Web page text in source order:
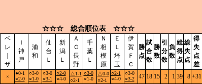
☆☆☆ 総合順位表 ☆☆☆
ベ
レ
ザ
Ｉ
神
戸
浦
和
仙
台
Ｌ
新
潟
Ｌ
Ａ
Ｃ
長
野
千
葉
Ｌ
Ｎ
相
模
原
Ｅ
Ｌ
埼
玉
伊
賀
Ｆ
Ｃ
勝
点
試
合
数
勝
数
引
分
数
負
数
総
得
点
総
失
点
得
失
点
差
×
●0-1
○2-0
○3-0
○1-0
○3-0
○3-1
○2-0
○4-0
△1-1
○2-1
○3-0
○1-0
△0-0
○2-1
○2-1
○4-0
○3-0
○3-2
47 18 15 2 1 39 8 +31